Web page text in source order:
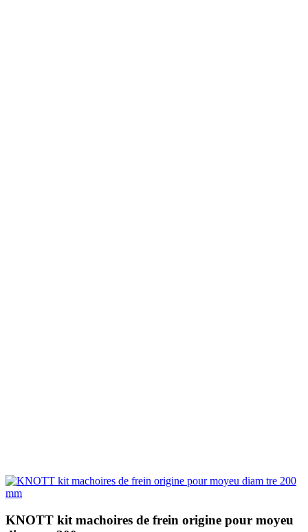
KNOTT kit machoires de frein origine pour moyeu